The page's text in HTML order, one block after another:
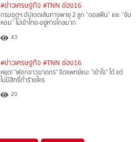
#ข่าวเศรษฐกิจ #TNN ช่อง16
กรมอุตุฯ อัปเดตเส้นทางพายุ 2 ลูก “ดอลฟิน” และ “จัน
หอม” ไม่เข้าไทย-อยู่ห่างไกลมาก
43
#ข่าวเศรษฐกิจ #TNN ช่อง16
หยุด! "ฟอกขาวฆาตกร" จิตแพทย์แนะ "เข้าใจ" ได้ แต่
ไม่มีสิทธิ์ทำร้ายใคร
20